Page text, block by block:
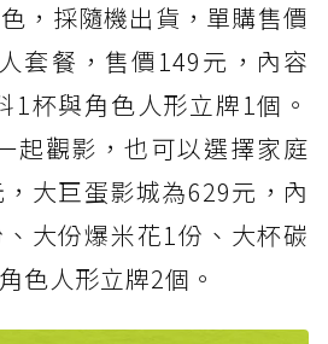
，採隨機出貨，單購售價
套餐，售價149元，內容
1杯與角色人形立牌1個。
起觀影，也可以選擇家庭
大巨蛋影城為629元，內
大份爆米花1份、大杯碳
色人形立牌2個。